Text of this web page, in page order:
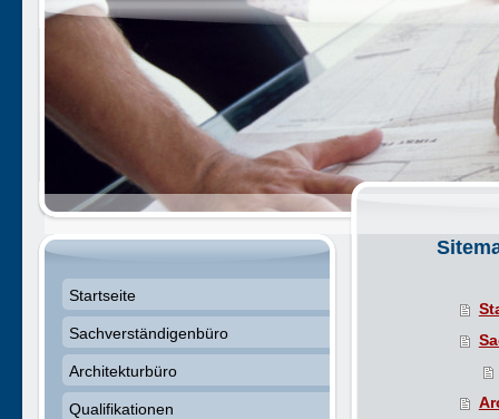
Startseite
Sachverständigenbüro
Architekturbüro
Qualifikationen